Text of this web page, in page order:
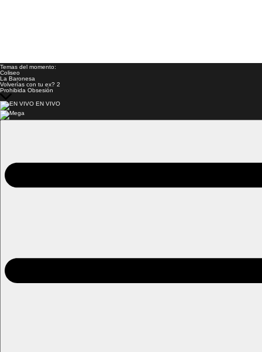
Temas del momento:
Coliseo
La Baronesa
Volverías con tu ex? 2
Prohibida Obsesión
EN VIVO